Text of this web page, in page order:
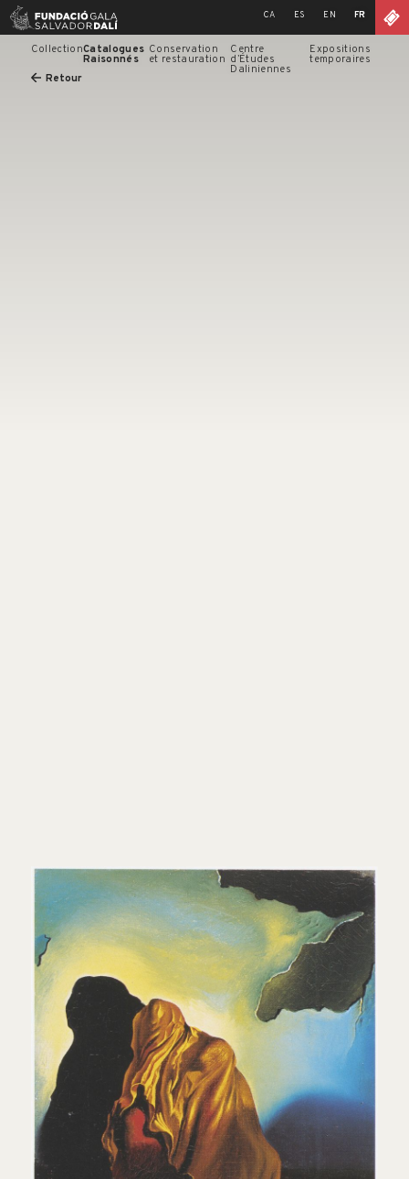
Skip
CA ES EN FR
CollectionCatalogues
Raisonnés
Conservation
et restauration
Centre
d’Études
Daliniennes
Expositions
temporaires
Retour